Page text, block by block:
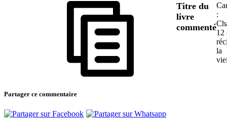
Titre du
livre
commenté
:
12
la
Partager ce commentaire